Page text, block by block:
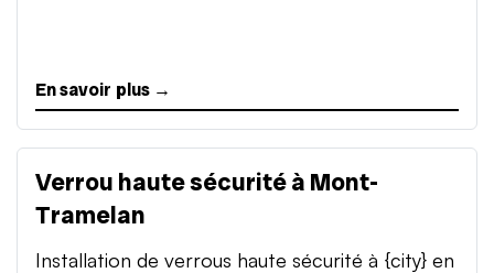
En savoir plus →
Verrou haute sécurité à Mont-
Tramelan
Installation de verrous haute sécurité à {city} en